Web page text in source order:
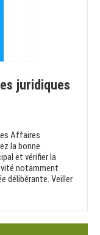
juridiques
Affaires
la bonne
et vérifier la
notamment
délibérante. Veiller